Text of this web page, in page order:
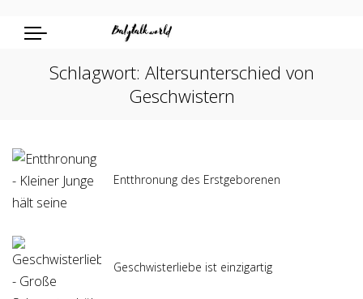
Schlagwort: Altersunterschied von
Geschwistern
Entthronung des Erstgeborenen
Geschwisterliebe ist einzigartig